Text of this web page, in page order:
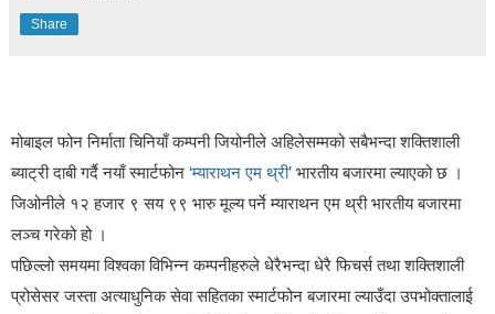
Share
मोबाइल फोन निर्माता चिनियाँ कम्पनी जियोनीले अहिलेसम्मको सबैभन्दा शक्तिशाली
ब्याट्री दाबी गर्दै नयाँ स्मार्टफोन ‘म्याराथन एम थ्री’ भारतीय बजारमा ल्याएको छ ।
जिओनीले १२ हजार ९ सय ९९ भारु मूल्य पर्ने म्याराथन एम थ्री भारतीय बजारमा
लञ्च गरेको हो ।
पछिल्लो समयमा विश्वका विभिन्न कम्पनीहरुले धेरैभन्दा धेरै फिचर्स तथा शक्तिशाली
प्रोसेसर जस्ता अत्याधुनिक सेवा सहितका स्मार्टफोन बजारमा ल्याउँदा उपभोक्तालाई